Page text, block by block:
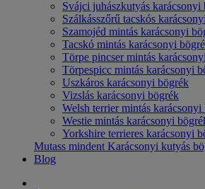
Svájci juhászkutyás karácsonyi
Szálkásszőrű tacskós
Szamojéd mintás karácsonyi
Tacskó mintás karácsonyi
Törpe pincser mintás
Törpespicc mintás karácsonyi
Uszkáros karácsonyi bögrék
Vizslás karácsonyi bögrék
Welsh terrier mintás karácsonyi
Westie mintás karácsonyi
Yorkshire terrieres karácsonyi
Mutass mindent Karácsonyi kutyás
Blog